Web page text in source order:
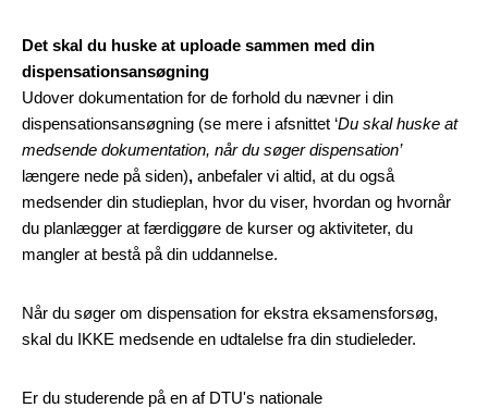
Det skal du huske at uploade sammen med din
dispensationsansøgning
Udover dokumentation for de forhold du nævner i din
dispensationsansøgning (se mere i afsnittet ‘Du skal huske at
medsende dokumentation, når du søger dispensation’
længere nede på siden), anbefaler vi altid, at du også
medsender din studieplan, hvor du viser, hvordan og hvornår
du planlægger at færdiggøre de kurser og aktiviteter, du
mangler at bestå på din uddannelse.
Når du søger om dispensation for ekstra eksamensforsøg,
skal du IKKE medsende en udtalelse fra din studieleder.
Er du studerende på en af DTU's nationale